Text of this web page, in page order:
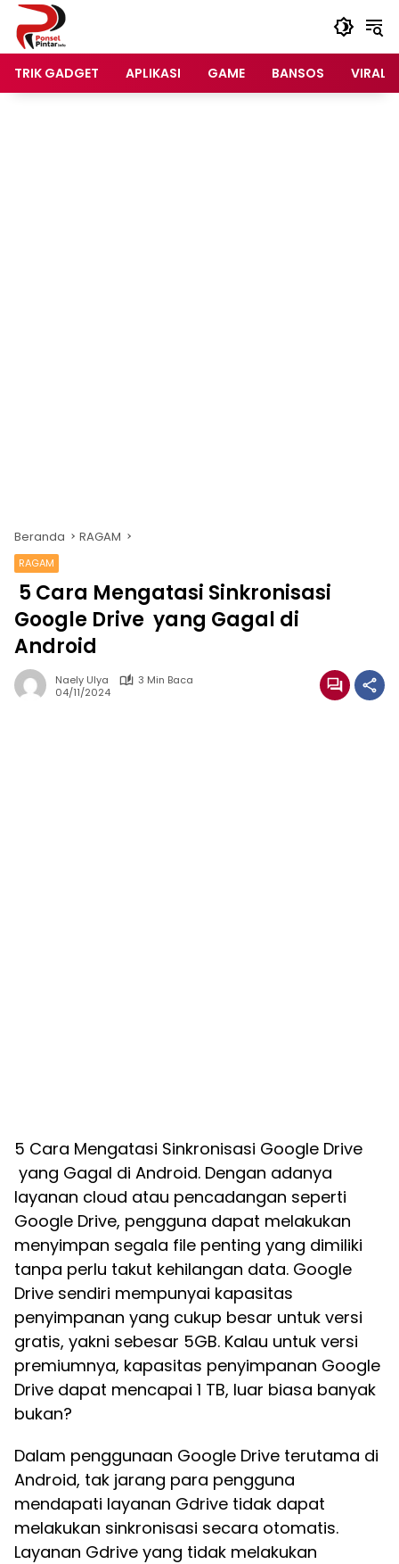
Langsung
konten
TRIK GADGET
APLIKASI GAME BANSOS VIRAL
Beranda RAGAM
RAGAM
5 Cara Mengatasi Sinkronisasi
Google Drive yang Gagal di
Android
Naely Ulya
3 Min Baca
04/11/2024
5 Cara Mengatasi Sinkronisasi Google Drive
yang Gagal di Android. Dengan adanya
layanan cloud atau pencadangan seperti
Google Drive, pengguna dapat melakukan
menyimpan segala file penting yang dimiliki
tanpa perlu takut kehilangan data. Google
Drive sendiri mempunyai kapasitas
penyimpanan yang cukup besar untuk versi
gratis, yakni sebesar 5GB. Kalau untuk versi
premiumnya, kapasitas penyimpanan Google
Drive dapat mencapai 1 TB, luar biasa banyak
bukan?
Dalam penggunaan Google Drive terutama di
Android, tak jarang para pengguna
mendapati layanan Gdrive tidak dapat
melakukan sinkronisasi secara otomatis.
Layanan Gdrive yang tidak melakukan